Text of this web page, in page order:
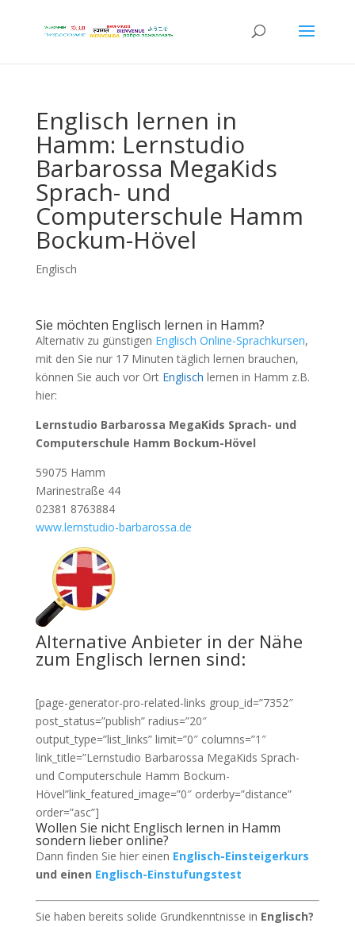
Englisch lernen in
Hamm: Lernstudio
Barbarossa MegaKids
Sprach- und
Computerschule Hamm
Bockum-Hövel
Englisch
Sie möchten Englisch lernen in Hamm?
Alternativ zu günstigen Englisch Online-Sprachkursen,
mit den Sie nur 17 Minuten täglich lernen brauchen,
können Sie auch vor Ort Englisch lernen in Hamm z.B.
hier:
Lernstudio Barbarossa MegaKids Sprach- und
Computerschule Hamm Bockum-Hövel
59075 Hamm
Marinestraße 44
02381 8763884
www.lernstudio-barbarossa.de
Alternative Anbieter in der Nähe
zum Englisch lernen sind:
[page-generator-pro-related-links group_id=”7352″
post_status=”publish” radius=”20″
output_type=”list_links” limit=”0″ columns=”1″
link_title=”Lernstudio Barbarossa MegaKids Sprach-
und Computerschule Hamm Bockum-
Hövel”link_featured_image=”0″ orderby=”distance”
order=”asc”]
Wollen Sie nicht Englisch lernen in Hamm
sondern lieber online?
Dann finden Sie hier einen Englisch-Einsteigerkurs
und einen Englisch-Einstufungstest
Sie haben bereits solide Grundkenntnisse in Englisch?